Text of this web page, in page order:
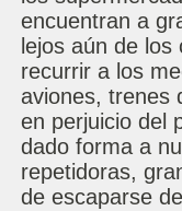
encuentran a
lejos aún de
recurrir a los
aviones, trenes
en perjuicio del
dado forma a
repetidoras,
de escaparse